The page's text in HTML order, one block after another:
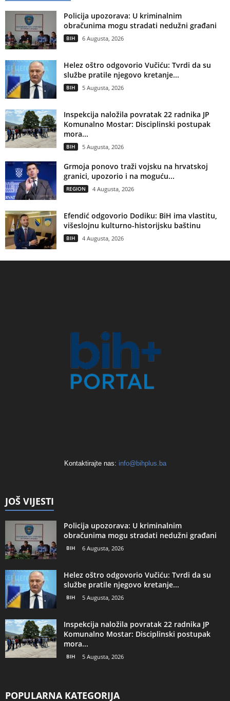
Policija upozorava: U kriminalnim
obračunima mogu stradati nedužni građani
BIH 6 Augusta, 2026
Helez oštro odgovorio Vučiću: Tvrdi da su
službe pratile njegovo kretanje...
BIH 5 Augusta, 2026
Inspekcija naložila povratak 22 radnika JP
Komunalno Mostar: Disciplinski postupak
mora...
BIH 5 Augusta, 2026
Grmoja ponovo traži vojsku na hrvatskoj
granici, upozorio i na moguću...
REGION 4 Augusta, 2026
Efendić odgovorio Dodiku: BiH ima vlastitu,
višeslojnu kulturno-historijsku baštinu
BIH 4 Augusta, 2026
Kontaktirajte nas: info@bihplus.ba
JOŠ VIJESTI
Policija upozorava: U kriminalnim
obračunima mogu stradati nedužni građani
BIH 6 Augusta, 2026
Helez oštro odgovorio Vučiću: Tvrdi da su
službe pratile njegovo kretanje...
BIH 5 Augusta, 2026
Inspekcija naložila povratak 22 radnika JP
Komunalno Mostar: Disciplinski postupak
mora...
BIH 5 Augusta, 2026
POPULARNA KATEGORIJA